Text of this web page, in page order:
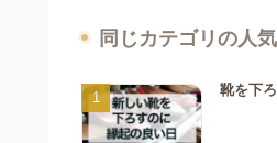
同じカテゴリの人
靴を下